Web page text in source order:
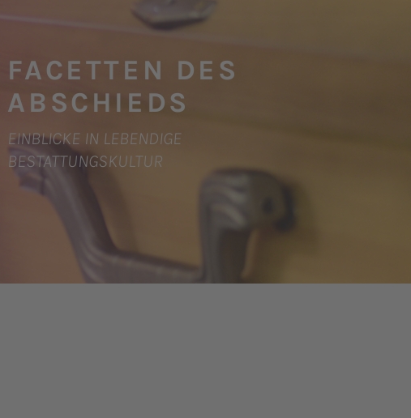
FACETTEN DES
ABSCHIEDS
EINBLICKE IN LEBENDIGE
BESTATTUNGSKULTUR